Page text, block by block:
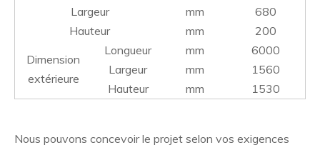
Largeur
mm
680
Hauteur
mm
200
Dimension
extérieure
Longueur mm
6000
Largeur
mm
1560
Hauteur
mm 1530
Nous pouvons concevoir le projet selon vos exigences